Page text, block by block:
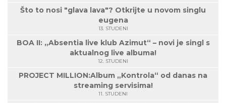
Što to nosi "glava lava"? Otkrijte u novom singlu
eugena
13. STUDENI
BOA II: „Absentia live klub Azimut“ – novi je singl s
aktualnog live albuma!
12. STUDENI
PROJECT MILLION:Album „Kontrola“ od danas na
streaming servisima!
11. STUDENI